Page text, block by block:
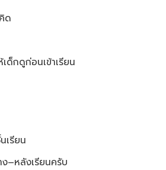
ด
ด็กดูก่อนเข้าเรียน
เรียน
ง–หลังเรียนครับ